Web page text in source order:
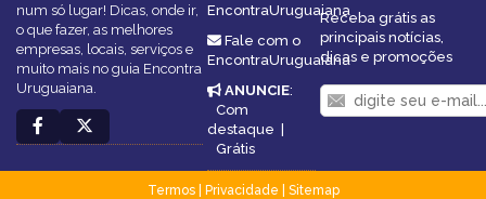
num só lugar! Dicas, onde ir,
o que fazer, as melhores
empresas, locais, serviços e
muito mais no guia Encontra
Uruguaiana.
EncontraUruguaiana
Fale com o
EncontraUruguaiana
ANUNCIE:
Com
destaque |
Grátis
Receba grátis as
principais notícias,
dicas e promoções
Termos| Privacidade
Sitemap